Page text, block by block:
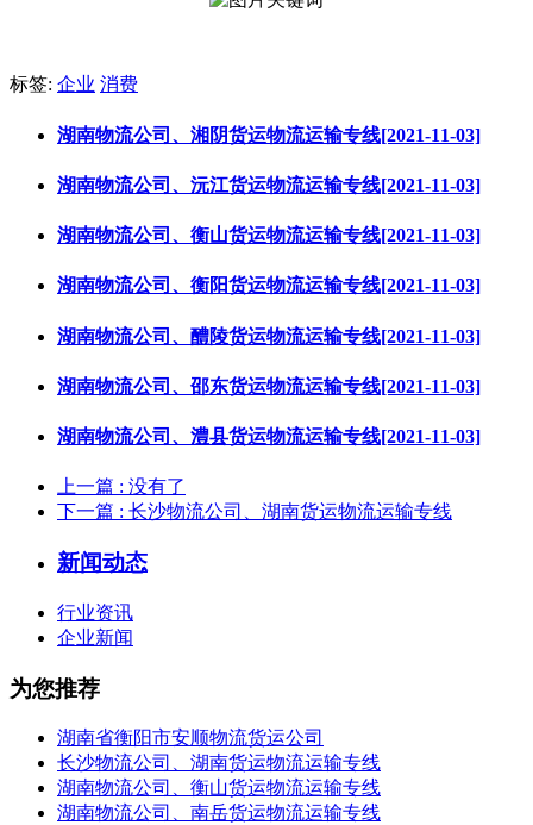
标签: 企业 消费
湖南物流公司、湘阴货运物流运输专线[2021-11-03]
湖南物流公司、沅江货运物流运输专线[2021-11-03]
湖南物流公司、衡山货运物流运输专线[2021-11-03]
湖南物流公司、衡阳货运物流运输专线[2021-11-03]
湖南物流公司、醴陵货运物流运输专线[2021-11-03]
湖南物流公司、邵东货运物流运输专线[2021-11-03]
湖南物流公司、澧县货运物流运输专线[2021-11-03]
上一篇 : 没有了
下一篇 : 长沙物流公司、湖南货运物流运输专线
新闻动态
行业资讯
企业新闻
为您推荐
湖南省衡阳市安顺物流货运公司
长沙物流公司、湖南货运物流运输专线
湖南物流公司、衡山货运物流运输专线
湖南物流公司、南岳货运物流运输专线